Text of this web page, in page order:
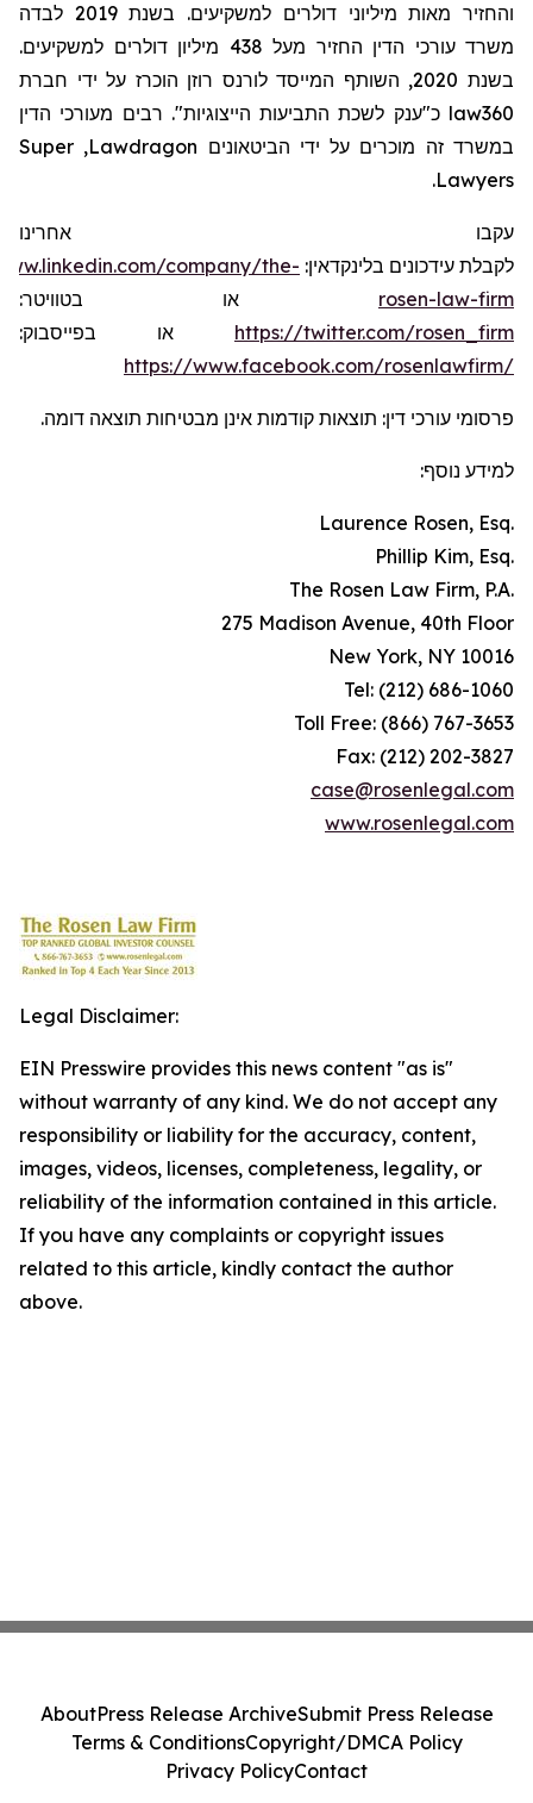
והחזיר מאות מיליוני דולרים למשקיעים. בשנת 2019 לבדה
משרד עורכי הדין החזיר מעל 438 מיליון דולרים למשקיעים.
בשנת 2020, השותף המייסד לורנס רוזן הוכרז על ידי חברת
law360 כ"ענק לשכת התביעות הייצוגיות". רבים מעורכי הדין
במשרד זה מוכרים על ידי הביטאונים Lawdragon
,
Super
Lawyers
.
עקבו אחרינו
לקבלת עידכונים בלינקדאין: company/the-
rosen-law-firm או בטוויטר:
https://twitter.com/rosen_firm או בפייסבוק:
https://www.facebook.com/rosenlawfirm/
פרסומי עורכי דין: תוצאות קודמות אינן מבטיחות תוצאה דומה.
למידע נוסף:
Laurence Rosen, Esq.
Phillip Kim, Esq.
The Rosen Law Firm, P.A.
275 Madison Avenue, 40th Floor
New York, NY 10016
Tel: (212) 686-1060
Toll Free: (866) 767-3653
Fax: (212) 202-3827
case@rosenlegal.com
www.rosenlegal.com
Legal Disclaimer:
EIN Presswire provides this news content "as is"
without warranty of any kind. We do not accept any
responsibility or liability for the accuracy, content,
images, videos, licenses, completeness, legality, or
reliability of the information contained in this article.
If you have any complaints or copyright issues
related to this article, kindly contact the author
above.
AboutPress Release ArchiveSubmit Press Release
Terms & ConditionsCopyright/DMCA Policy
Privacy PolicyContact